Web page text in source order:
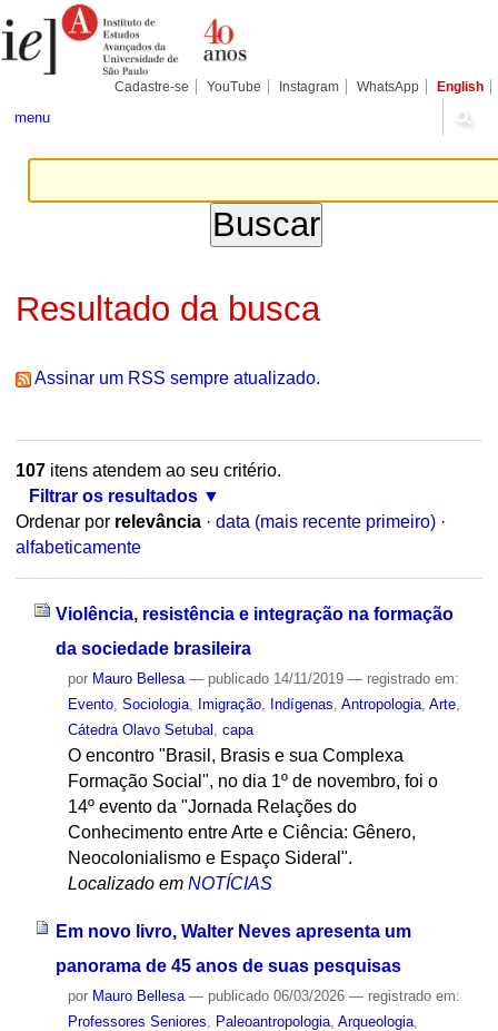
para
conteúdo.
Pessoais
Cadastre-se YouTube Instagram WhatsApp English
menu
Resultado da busca
Assinar um RSS sempre atualizado.
107itens atendem ao seu critério.
Filtrar os resultados
Ordenar por relevância · data (mais recente primeiro) ·
alfabeticamente
Violência, resistência e integração na formação
da sociedade brasileira
por Mauro Bellesa — publicado14/11/2019 — registrado em:
Evento, Sociologia, Imigração, Indígenas Antropologia, Arte,
Cátedra Olavo Setubal
capa
O encontro "Brasil, Brasis e sua Complexa
Formação Social", no dia 1º de novembro, foi o
14º evento da "Jornada Relações do
Conhecimento entre Arte e Ciência: Gênero,
Neocolonialismo e Espaço Sideral".
Localizado em NOTÍCIAS
Em novo livro, Walter Neves apresenta um
panorama de 45 anos de suas pesquisas
por Mauro Bellesa — publicado06/03/2026 — registrado em:
Professores Seniores
Paleoantropologia, Arqueologia,